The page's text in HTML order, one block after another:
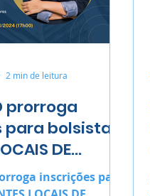
prorroga
bolsistas
DE
(ALI) einscrições para
2 min de leitura